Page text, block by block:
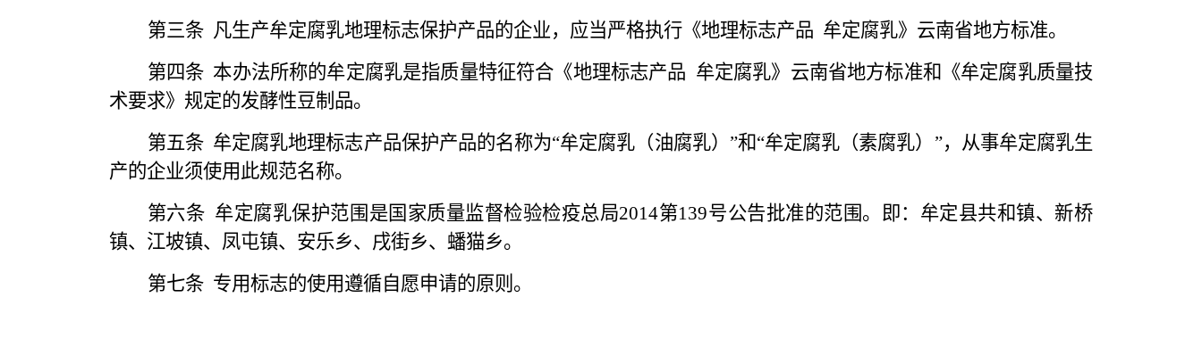
第三条 凡生产牟定腐乳地理标志保护产品的企业，应当严格执行《地理标志产品 牟定腐乳》云南省地方标准。
第四条 本办法所称的牟定腐乳是指质量特征符合《地理标志产品 牟定腐乳》云南省地方标准和《牟定腐乳质量技
术要求》规定的发酵性豆制品。
第五条 牟定腐乳地理标志产品保护产品的名称为“牟定腐乳（油腐乳）”和“牟定腐乳（素腐乳）”，从事牟定腐乳生
产的企业须使用此规范名称。
第六条 牟定腐乳保护范围是国家质量监督检验检疫总局2014第139号公告批准的范围。即：牟定县共和镇、新桥
镇、江坡镇、凤屯镇、安乐乡、戌街乡、蟠猫乡。
第七条 专用标志的使用遵循自愿申请的原则。